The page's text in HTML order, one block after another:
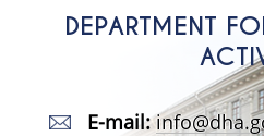
DEPARTMENT
E-mail: